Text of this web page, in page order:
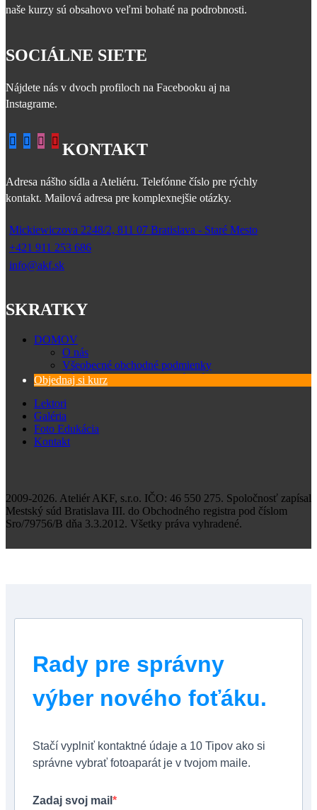
naše kurzy sú obsahovo veľmi bohaté na podrobnosti.
SOCIÁLNE SIETE
Nájdete nás v dvoch profiloch na Facebooku aj na
Instagrame.
KONTAKT
Adresa nášho sídla a Ateliéru. Telefónne číslo pre rýchly
kontakt. Mailová adresa pre komplexnejšie otázky.
Mickiewiczova 2248/2, 811 07 Bratislava - Staré Mesto
+421 911 253 686
info@akf.sk
SKRATKY
DOMOV
O nás
Všeobecné obchodné podmienky
Zásady spracovania osobných údajov
Objednaj si kurz
Lektori
Galéria
Foto Edukácia
Kontakt
2009-2026. Ateliér AKF, s.r.o. IČO: 46 550 275. Spoločnosť zapísal
Mestský súd Bratislava III. do Obchodného registra pod číslom
Sro/79756/B dňa 3.3.2012. Všetky práva vyhradené.
Rady pre správny
výber nového foťáku.
Stačí vyplniť kontaktné údaje a 10 Tipov ako si
správne vybrať fotoaparát je v tvojom maile.
Zadaj svoj mail